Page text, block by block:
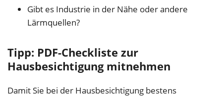
Gibt es Industrie in der Nähe oder andere
Lärmquellen?
Tipp: PDF-Checkliste zur
Hausbesichtigung mitnehmen
Damit Sie bei der Hausbesichtigung bestens